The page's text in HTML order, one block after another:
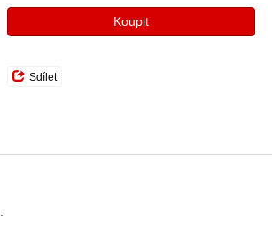
Koupit
Sdílet